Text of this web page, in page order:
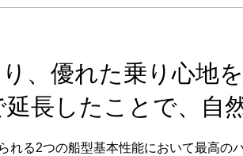
、優れた乗り心地を
長したことで、自
れる2つの船型基本性能において最高の